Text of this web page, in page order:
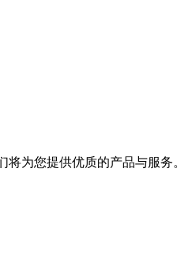
为您提供优质的产品与服务。